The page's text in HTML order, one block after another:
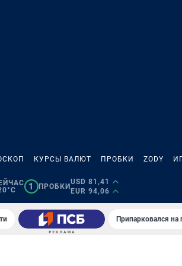
КУРСЫ ВАЛЮТ ПРОБКИ ZODY
1 ПРОБКИ
USD 81,41
EUR 94,06
Припарковался на